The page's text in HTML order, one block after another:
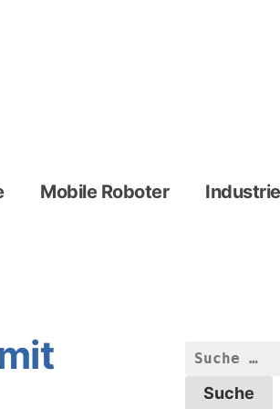
Mobile Roboter
Suche
nach: